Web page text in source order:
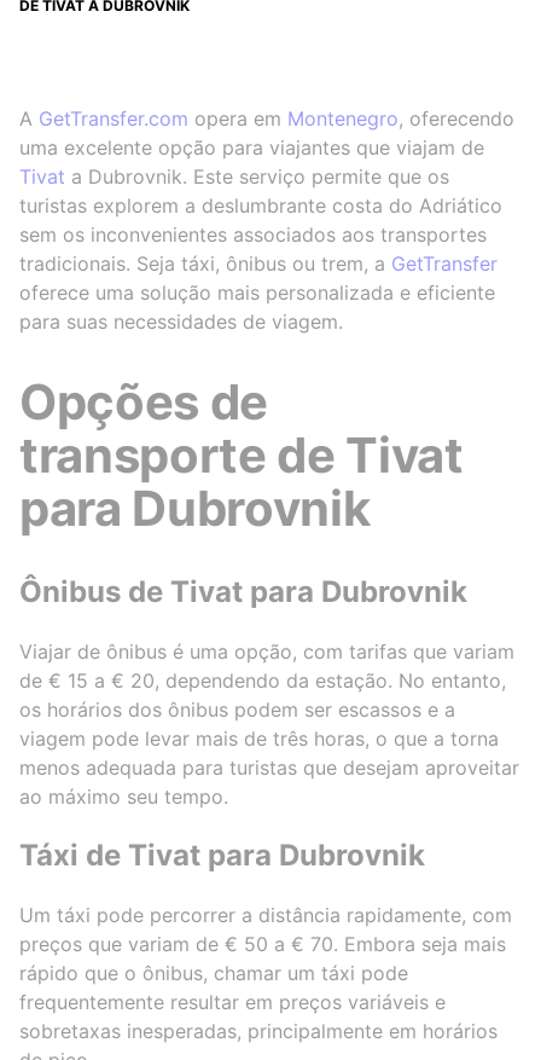
DE TIVAT A DUBROVNIK
A GetTransfer.com opera em Montenegro, oferecendo
uma excelente opção para viajantes que viajam de
Tivat a Dubrovnik. Este serviço permite que os
turistas explorem a deslumbrante costa do Adriático
sem os inconvenientes associados aos transportes
tradicionais. Seja táxi, ônibus ou trem, a GetTransfer
oferece uma solução mais personalizada e eficiente
para suas necessidades de viagem.
Opções de
transporte de Tivat
para Dubrovnik
Ônibus de Tivat para Dubrovnik
Viajar de ônibus é uma opção, com tarifas que variam
de € 15 a € 20, dependendo da estação. No entanto,
os horários dos ônibus podem ser escassos e a
viagem pode levar mais de três horas, o que a torna
menos adequada para turistas que desejam aproveitar
ao máximo seu tempo.
Táxi de Tivat para Dubrovnik
Um táxi pode percorrer a distância rapidamente, com
preços que variam de € 50 a € 70. Embora seja mais
rápido que o ônibus, chamar um táxi pode
frequentemente resultar em preços variáveis e
sobretaxas inesperadas, principalmente em horários